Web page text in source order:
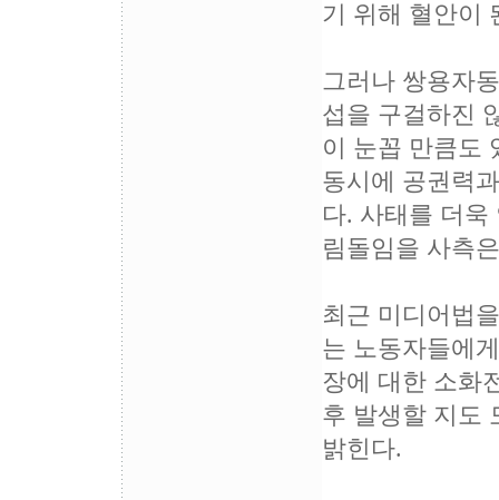
기 위해 혈안이
그러나 쌍용자
섭을 구걸하진
이 눈꼽 만큼도
동시에 공권력
다. 사태를 더
림돌임을 사측
최근 미디어법
는 노동자들에
장에 대한 소화
후 발생할 지도
밝힌다.